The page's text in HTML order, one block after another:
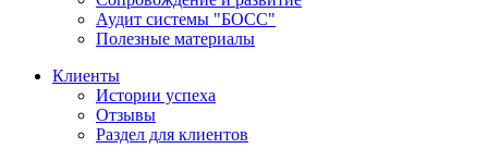
Аудит системы "БОСС"
Полезные материалы
Клиенты
Истории успеха
Отзывы
Раздел для клиентов